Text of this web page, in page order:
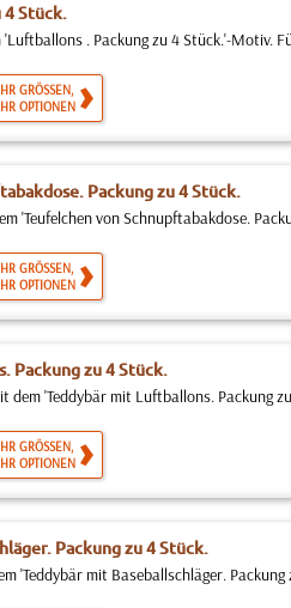
4 Stück.
. Packung zu 4 Stück.'-Motiv.
GRÖSSEN,
OPTIONEN
Packung zu 4 Stück.
'Teufelchen von Schnupftabakdose.
GRÖSSEN,
OPTIONEN
Packung zu 4 Stück.
dem 'Teddybär mit Luftballons. Packung
GRÖSSEN,
OPTIONEN
Packung zu 4 Stück.
'Teddybär mit Baseballschläger.